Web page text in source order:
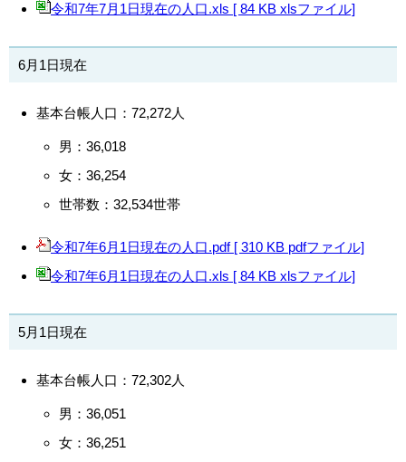
令和7年7月1日現在の人口.xls [ 84 KB xlsファイル]
6月1日現在
基本台帳人口：72,272人
男：36,018
女：36,254
世帯数：32,534世帯
令和7年6月1日現在の人口.pdf [ 310 KB pdfファイル]
令和7年6月1日現在の人口.xls [ 84 KB xlsファイル]
5月1日現在
基本台帳人口：72,302人
男：36,051
女：36,251